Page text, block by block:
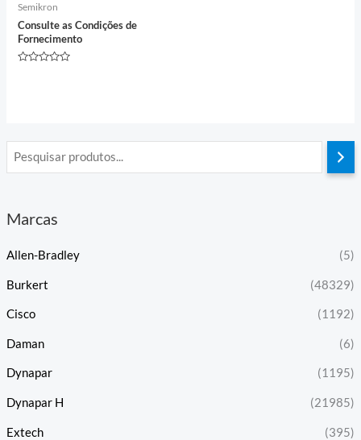
Marcas
Allen-Bradley (5)
Burkert (48329)
Cisco (1192)
Daman (6)
Dynapar (1195)
Dynapar H (21985)
Extech (395)
Semikron
Consulte as Condições de
Fornecimento